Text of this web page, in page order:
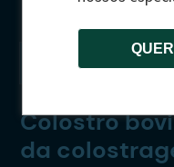
CATEGORIA:GADO
Colostro
da